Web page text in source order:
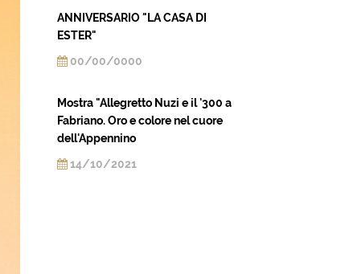
ANNIVERSARIO "LA CASA DI
ESTER"
00/00/0000
Mostra "Allegretto Nuzi e il '300 a
Fabriano. Oro e colore nel cuore
dell'Appennino
14/10/2021